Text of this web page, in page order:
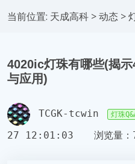
当前位置: 天成高科 >动态 >
4020ic灯珠有哪些(揭
与应用)
TCGK-tcwin 灯珠
27 12:01:03
浏览量